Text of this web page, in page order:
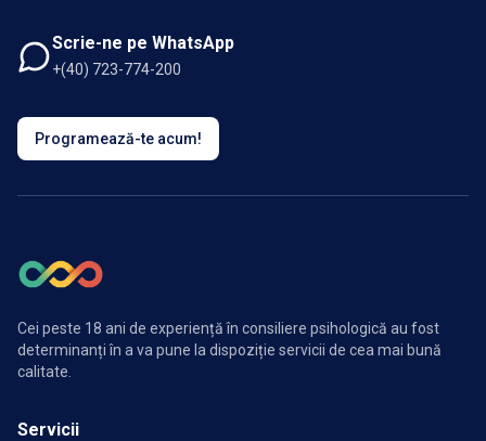
Scrie-ne pe WhatsApp
+(40) 723-774-200
Programează-te acum!
Cei peste 18 ani de experiență în consiliere psihologică au fost
determinanți în a va pune la dispoziție servicii de cea mai bună
calitate.
Servicii